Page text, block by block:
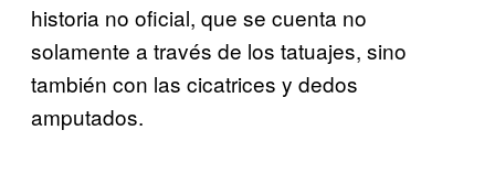
historia no oficial, que se cuenta no
solamente a través de los tatuajes, sino
también con las cicatrices y dedos
amputados.